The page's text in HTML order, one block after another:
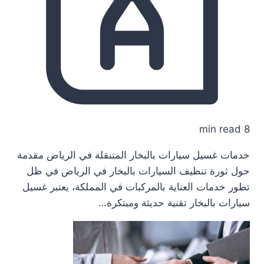
8 min read
خدمات غسيل سيارات بالبخار المتنقلة في الرياض مقدمة
حول ثورة تنظيف السيارات بالبخار في الرياض في ظل
تطور خدمات العناية بالمركبات في المملكة، يعتبر غسيل
سيارات بالبخار تقنية حديثة ومبتكرة…